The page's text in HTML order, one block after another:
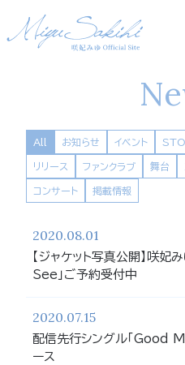
All お知らせ イベント
リリース ファンクラブ 舞台
コンサート 掲載情報
2020.08.01
【ジャケット写真公開】咲妃
See」ご予約受付中
2020.07.15
配信先行シングル「Good
ース